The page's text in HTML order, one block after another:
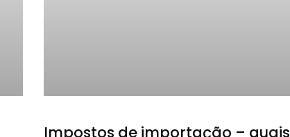
Impostos de importação – quais